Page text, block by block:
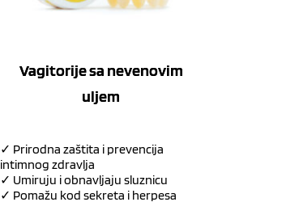
Vagitorije sa nevenovim
uljem
✓ Prirodna zaštita i prevencija
intimnog zdravlja
✓ Umiruju i obnavljaju sluznicu
✓ Pomažu kod sekreta i herpesa